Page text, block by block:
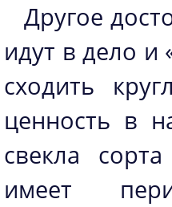
Другое
идут в дело
сходить
ценность в
свекла
имеет